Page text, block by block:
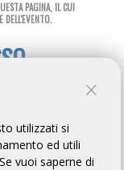
PAGINA, IL CUI
utilizzati si
ed utili
vuoi saperne di